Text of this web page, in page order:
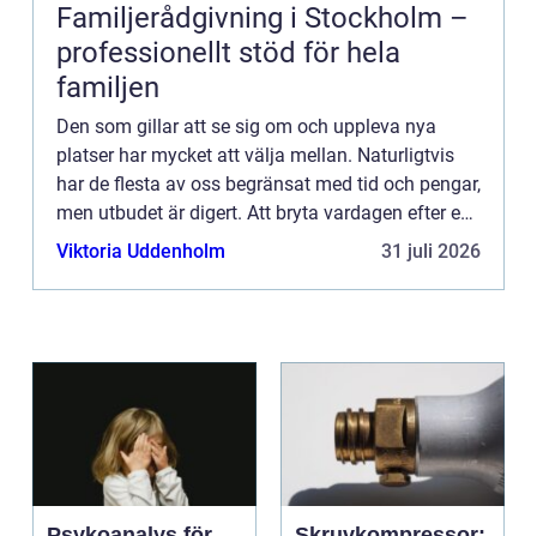
Familjerådgivning i Stockholm –
professionellt stöd för hela
familjen
Den som gillar att se sig om och uppleva nya
platser har mycket att välja mellan. Naturligtvis
har de flesta av oss begränsat med tid och pengar,
men utbudet är digert. Att bryta vardagen efter en
tids gnetande och sparande för en...
Viktoria Uddenholm 31 juli 2026